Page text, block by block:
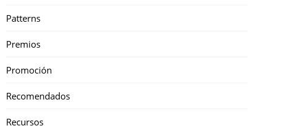
Patterns
Premios
Promoción
Recomendados
Recursos